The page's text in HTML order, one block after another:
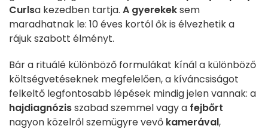
Curlsa kezedben tartja. A gyerekeksem
maradhatnak le: 10 éves kortól ők is élvezhetik a
rájuk szabott élményt.
Bár a rituálé különböző formulákat kínál a különböző
költségvetéseknek megfelelően, a kíváncsiságot
felkeltő legfontosabb lépések mindig jelen vannak: a
hajdiagnózisszabad szemmel vagy a fejbőrt
nagyon közelről szemügyre vevő kamerával,